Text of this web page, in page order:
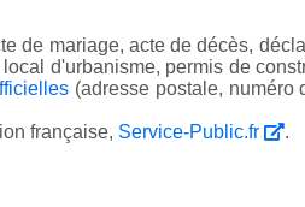
de mariage, acte de décès,
d'urbanisme, permis de
(adresse postale, numéro
française, Service-Public.fr .